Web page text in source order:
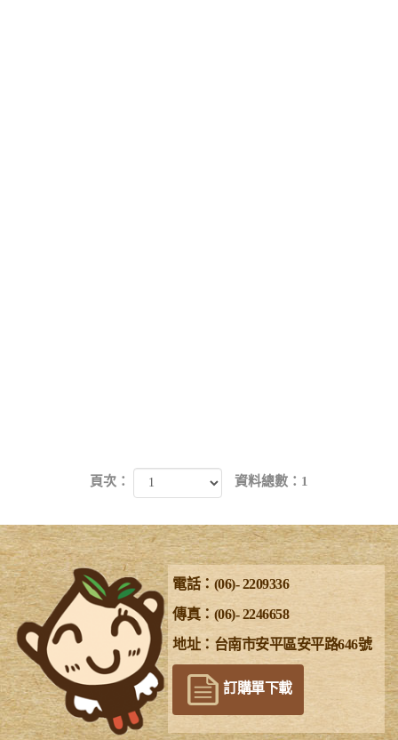
頁次： 資料總數：1
電話：(06)- 2209336
傳真：(06)- 2246658
地址：台南市安平區安平路646號
訂購單下載